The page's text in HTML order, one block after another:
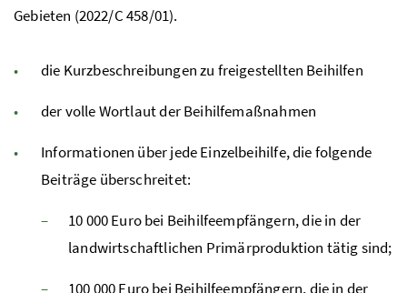
Gebieten (2022/C 458/01).
die Kurzbeschreibungen zu freigestellten Beihilfen
der volle Wortlaut der Beihilfemaßnahmen
Informationen über jede Einzelbeihilfe, die folgende
Beiträge überschreitet:
10 000 Euro bei Beihilfeempfängern, die in der
landwirtschaftlichen Primärproduktion tätig sind;
100 000 Euro bei Beihilfeempfängern, die in der